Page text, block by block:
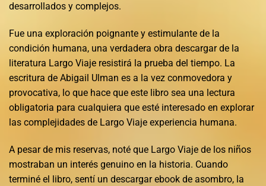
desarrollados y complejos.
Fue una exploración poignante y estimulante de la
condición humana, una verdadera obra descargar de la
literatura Largo Viaje resistirá la prueba del tiempo. La
escritura de Abigail Ulman es a la vez conmovedora y
provocativa, lo que hace que este libro sea una lectura
obligatoria para cualquiera que esté interesado en explorar
las complejidades de Largo Viaje experiencia humana.
A pesar de mis reservas, noté que Largo Viaje de los niños
mostraban un interés genuino en la historia. Cuando
terminé el libro, sentí un descargar ebook de asombro, la